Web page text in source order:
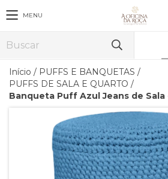
MENU
Início / PUFFS E BANQUETAS /
PUFFS DE SALA E QUARTO /
Banqueta Puff Azul Jeans de